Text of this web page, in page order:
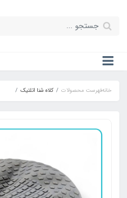
خانهفهرست محصولات کلاه شنا اتلتیک